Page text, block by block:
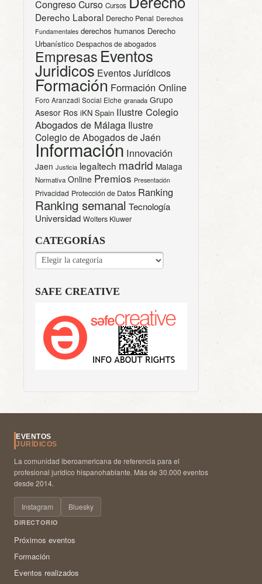
CongresoCurso Cursos
Derecho Laboral Derecho Penal Derechos
Fundamentales derechos humanos Derecho
Urbanístico Despachos de abogados
Empresas Eventos
Juridicos Eventos Jurídicos
Formación Formación Online
Foro Aranzadi Social Elche granada Grupo
Asesor Ros iKN Spain Ilustre Colegio
Abogados de Málaga Ilustre
Colegio de Abogados de Jaén
Información Innovación
Jaen Justicia legaltech madrid Malaga
Normativa Online Premios Presentación
Privacidad Protección de Datos Ranking
Ranking semanal Tecnología
Universidad Wolters Kluwer
CATEGORÍAS
CATEGORÍAS
SAFE CREATIVE
EVENTOS
JURÍDICOS
La comunidad iberoamericana de referencia para el
profesional jurídico hispanohablante. Más de 30.000 eventos
desde 2014.
Instagram Bluesky
DIRECTORIO
Próximos eventos
Formación
Eventos realizados